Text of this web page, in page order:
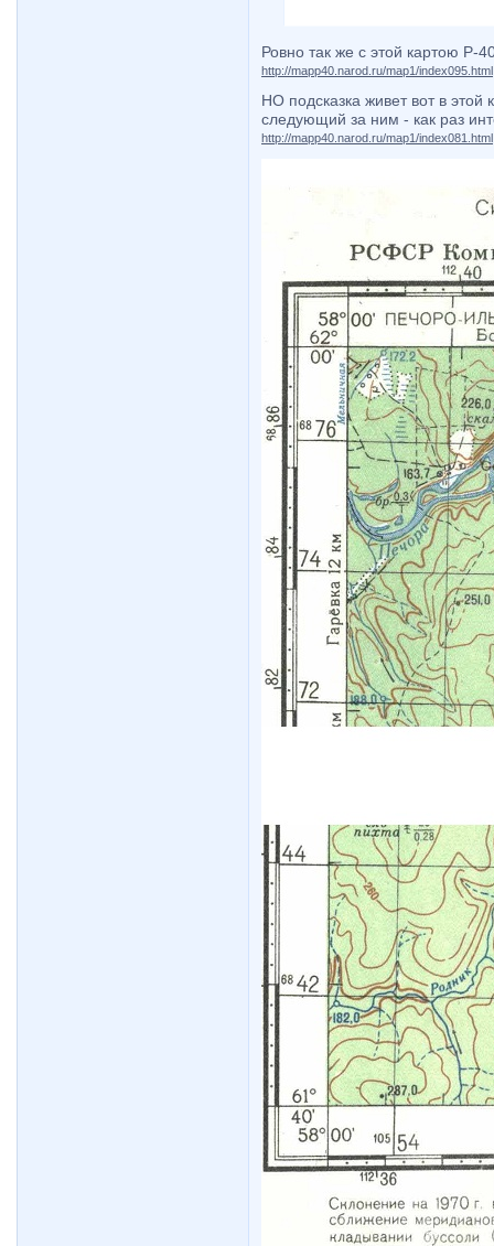
Ровно так же с этой картою Р-
http://mapp40.narod.ru/map1/index095.html
НО подсказка живет вот в
следующий за ним - как раз
http://mapp40.narod.ru/map1/index081.html